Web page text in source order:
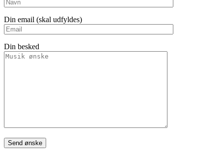
Din email (skal udfyldes)
Din besked
Please leave this field empty.